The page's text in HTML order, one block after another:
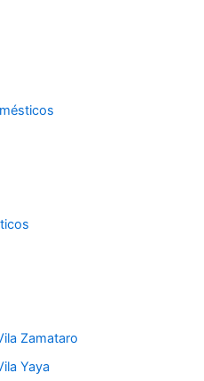
Zamataro
Yaya